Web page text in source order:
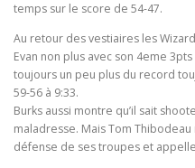
temps sur le score de 54-47.
Au retour des vestiaires les
Evan non plus avec son 4eme
toujours un peu plus du record
59-56 à 9:33.
Burks aussi montre qu’il sait
maladresse. Mais Tom Thibodeau
défense de ses troupes et